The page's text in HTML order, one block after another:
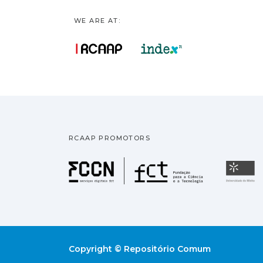
WE ARE AT:
RCAAP PROMOTORS
Fundação
Copyright © Repositório Comum